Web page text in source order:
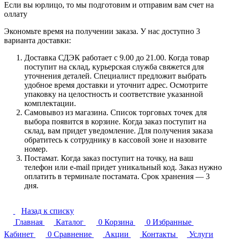
Если вы юрлицо, то мы подготовим и отправим вам счет на
оллату
Экономьте время на получении заказа. У нас доступно 3
варианта доставки:
Доставка СДЭК работает с 9.00 до 21.00. Когда товар
поступит на склад, курьерская служба свяжется для
уточнения деталей. Специалист предложит выбрать
удобное время доставки и уточнит адрес. Осмотрите
упаковку на целостность и соответствие указанной
комплектации.
Самовывоз из магазина. Список торговых точек для
выбора появится в корзине. Когда заказ поступит на
склад, вам придет уведомление. Для получения заказа
обратитесь к сотруднику в кассовой зоне и назовите
номер.
Постамат. Когда заказ поступит на точку, на ваш
телефон или e-mail придет уникальный код. Заказ нужно
оплатить в терминале постамата. Срок хранения — 3
дня.
Назад к списку
Главная
Каталог 0 Корзина 0 Избранные
Кабинет
0 Сравнение Акции Контакты
Услуги